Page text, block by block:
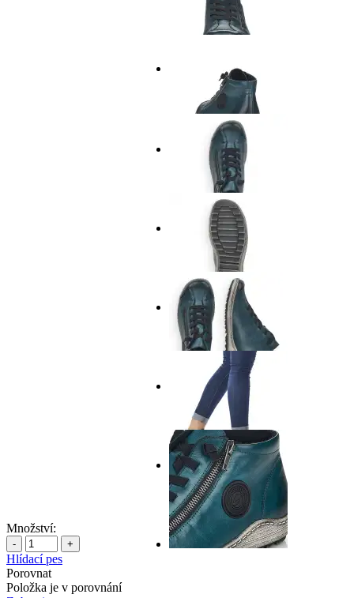
Množství:
- +
Hlídací pes
Porovnat
Položka je v porovnání